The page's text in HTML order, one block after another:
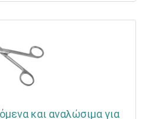
και αναλώσιμα για